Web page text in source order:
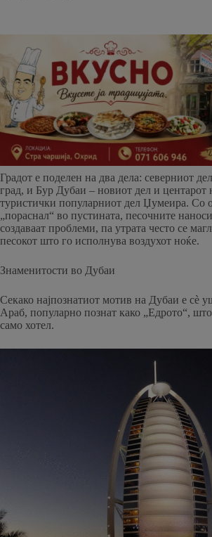
Градот е поделен на два дела: северниот
град, и Бур Дубаи – новиот дел и центарот
туристички популарниот дел Џумеира. Со
„пораснал“ во пустината, песочните
создаваат проблеми, па утрата често се
песокот што го исполнува воздухот ноќе.
Знаменитости во Дубаи
Секако најпознатиот мотив на Дубаи е сè
Араб, популарно познат како „Едрото“,
само хотел.